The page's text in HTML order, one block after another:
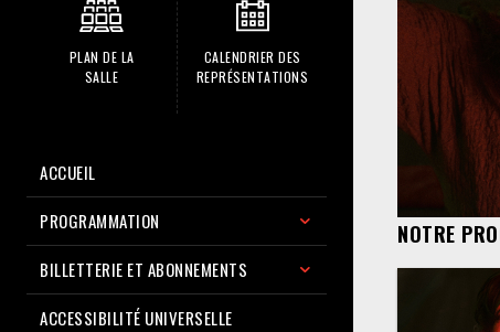
PLAN DE LA
SALLE
CALENDRIER DES
REPRÉSENTATIONS
ACCUEIL
PROGRAMMATION
BILLETTERIE ET ABONNEMENTS
ACCESSIBILITÉ UNIVERSELLE
NOTRE